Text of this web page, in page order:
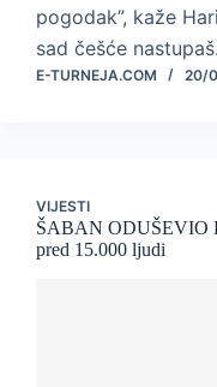
pogodak”, kaže
sad češće
E-TURNEJA.COM 20/
VIJESTI
ŠABAN ODUŠEVIO
pred 15.000 ljudi